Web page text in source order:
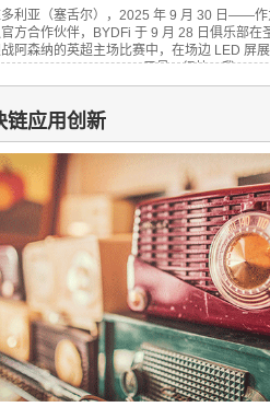
利亚（塞舌尔），2025 年 9 月 30 日——作
官方合作伙伴，BYDFi 于 9 月 28 日俱乐部在
阿森纳的英超主场比赛中，在场边 LED 屏展
DREAM FINANCE”口号。很快，我...
链应用创新